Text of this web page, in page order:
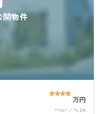
開物件
**** 万円
**m² *LDK